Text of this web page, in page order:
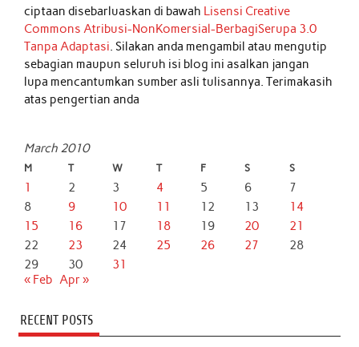
ciptaan disebarluaskan di bawah Lisensi Creative
Commons Atribusi-NonKomersial-BerbagiSerupa 3.0
Tanpa Adaptasi. Silakan anda mengambil atau mengutip
sebagian maupun seluruh isi blog ini asalkan jangan
lupa mencantumkan sumber asli tulisannya. Terimakasih
atas pengertian anda
March 2010
M T W T F S S
1 2 3 4 5 6
7
8
9 10 11 12 13
14
15
16 17 18 19 20
21
22
23 24 25 26 27
28
29
30
31
« Feb Apr »
RECENT POSTS